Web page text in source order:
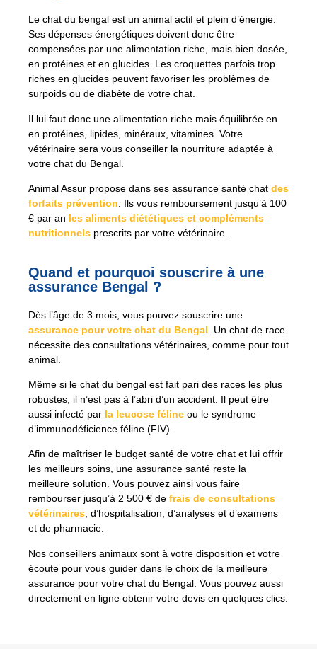
Le chat du bengal est un animal actif et plein d’énergie.
Ses dépenses énergétiques doivent donc être
compensées par une alimentation riche, mais bien dosée,
en protéines et en glucides. Les croquettes parfois trop
riches en glucides peuvent favoriser les problèmes de
surpoids ou de diabète de votre chat.
Il lui faut donc une alimentation riche mais équilibrée en
en protéines, lipides, minéraux, vitamines. Votre
vétérinaire sera vous conseiller la nourriture adaptée à
votre chat du Bengal.
Animal Assur propose dans ses assurance santé chat des
forfaits prévention . Ils vous remboursement jusqu’à 100
€ par an les aliments diététiques et compléments
nutritionnels prescrits par votre vétérinaire.
Quand et pourquoi souscrire à une
assurance Bengal ?
Dès l’âge de 3 mois, vous pouvez souscrire une
assurance pour votre chat du Bengal . Un chat de race
nécessite des consultations vétérinaires, comme pour tout
animal.
Même si le chat du bengal est fait pari des races les plus
robustes, il n’est pas à l’abri d’un accident. Il peut être
aussi infecté par la leucose féline ou le syndrome
d’immunodéficience féline (FIV).
Afin de maîtriser le budget santé de votre chat et lui offrir
les meilleurs soins, une assurance santé reste la
meilleure solution. Vous pouvez ainsi vous faire
rembourser jusqu’à 2 500 € de frais de consultations
vétérinaires, d’hospitalisation, d’analyses et d’examens
et de pharmacie.
Nos conseillers animaux sont à votre disposition et votre
écoute pour vous guider dans le choix de la meilleure
assurance pour votre chat du Bengal. Vous pouvez aussi
directement en ligne obtenir votre devis en quelques clics.